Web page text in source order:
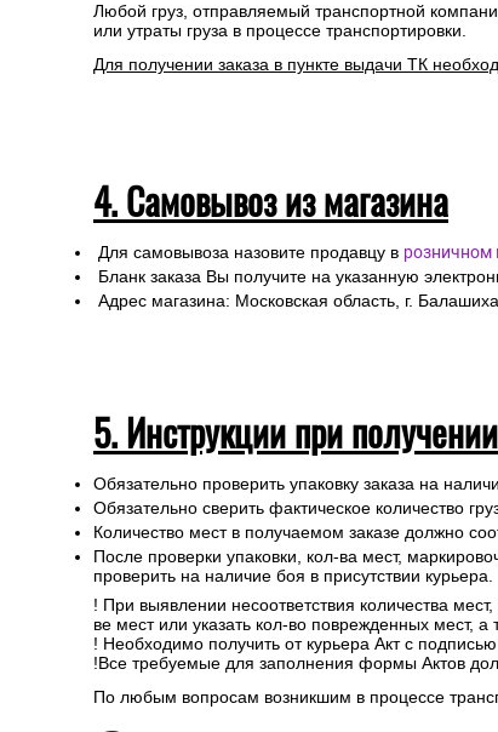
Любой груз, отправляемый транспортной
или утраты груза в процессе транспортировки.
Для получении заказа в пункте выдачи ТК
4. Самовывоз из магазина
Для самовывоза назовите продавцу в розничном
Бланк заказа Вы получите на указанную
Адрес магазина: Московская область, г.
5. Инструкции при
Обязательно проверить упаковку заказа на
Обязательно сверить фактическое количество
Количество мест в получаемом заказе должно
После проверки упаковки, кол-ва мест,
проверить на наличие боя в присутствии курьера.
! При выявлении несоответствия количества
ве мест или указать кол-во поврежденных мест,
! Необходимо получить от курьера Акт с
!Все требуемые для заполнения формы Актов
По любым вопросам возникшим в процессе